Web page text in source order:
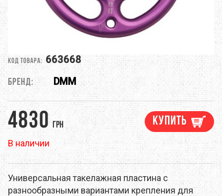
Код товара: 663668
Бренд: DMM
4830 грн
В наличии
Купить
Универсальная такелажная пластина с
разнообразными вариантами крепления для